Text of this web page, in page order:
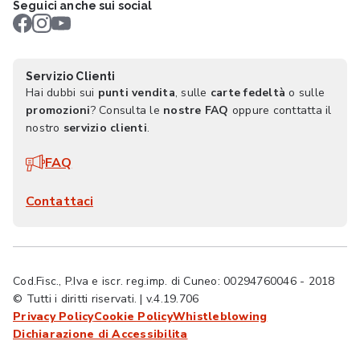
Seguici anche sui social
Servizio Clienti
Hai dubbi sui punti vendita, sulle carte fedeltà o sulle
promozioni? Consulta le nostre FAQ oppure conttatta il
nostro servizio clienti.
FAQ
Contattaci
Cod.Fisc., P.Iva e iscr. reg.imp. di Cuneo: 00294760046 - 2018
© Tutti i diritti riservati. | v.4.19.706
Privacy PolicyCookie PolicyWhistleblowing
Dichiarazione di Accessibilita